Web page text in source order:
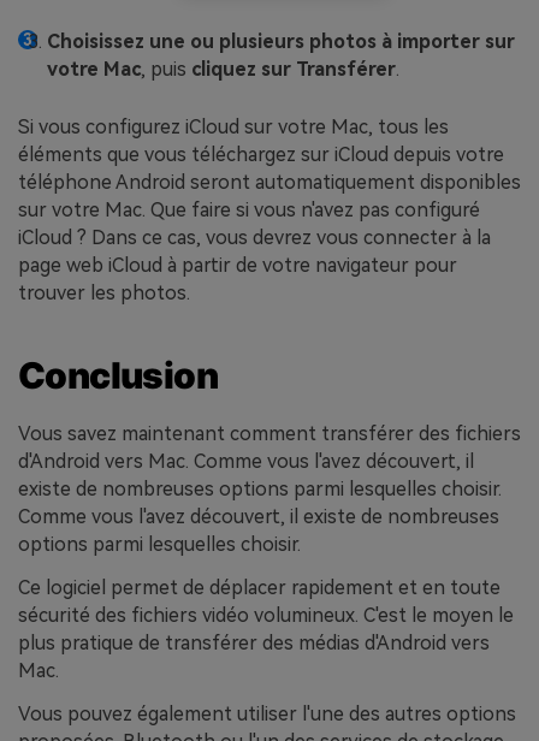
Choisissez une ou plusieurs photos à importer sur
votre Mac, puis cliquez sur Transférer.
Si vous configurez iCloud sur votre Mac, tous les
éléments que vous téléchargez sur iCloud depuis votre
téléphone Android seront automatiquement disponibles
sur votre Mac. Que faire si vous n'avez pas configuré
iCloud ? Dans ce cas, vous devrez vous connecter à la
page web iCloud à partir de votre navigateur pour
trouver les photos.
Conclusion
Vous savez maintenant comment transférer des fichiers
d'Android vers Mac. Comme vous l'avez découvert, il
existe de nombreuses options parmi lesquelles choisir.
Comme vous l'avez découvert, il existe de nombreuses
options parmi lesquelles choisir.
Ce logiciel permet de déplacer rapidement et en toute
sécurité des fichiers vidéo volumineux. C'est le moyen le
plus pratique de transférer des médias d'Android vers
Mac.
Vous pouvez également utiliser l'une des autres options